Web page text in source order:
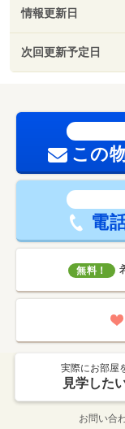
情報更新日
次回更新予定日
この
電
無料！
実際にお部屋
見学した
お問い合